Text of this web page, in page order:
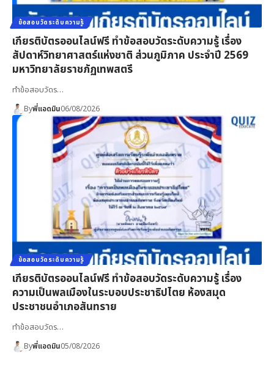
ข้อสอบวัดระดับความรู้
เกียรติบัตรออนไลน์ฟรี ทำข้อสอบวัดระดับความรู้ เรื่อง
สัปดาห์วิทยาศาสตร์แห่งชาติ ส่วนภูมิภาค ประจำปี 2569
มหาวิทยาลัยราชภัฏเทพสตรี
ทำข้อสอบวัดร…
Byพี่แอดมิน06/08/2026
ข้อสอบวัดระดับความรู้
เกียรติบัตรออนไลน์ฟรี ทำข้อสอบวัดระดับความรู้ เรื่อง
ความเป็นพลเมืองในระบอบประชาธิปไตย ห้องสมุด
ประชาชนอำเภอสันทราย
ทำข้อสอบวัดร…
Byพี่แอดมิน05/08/2026